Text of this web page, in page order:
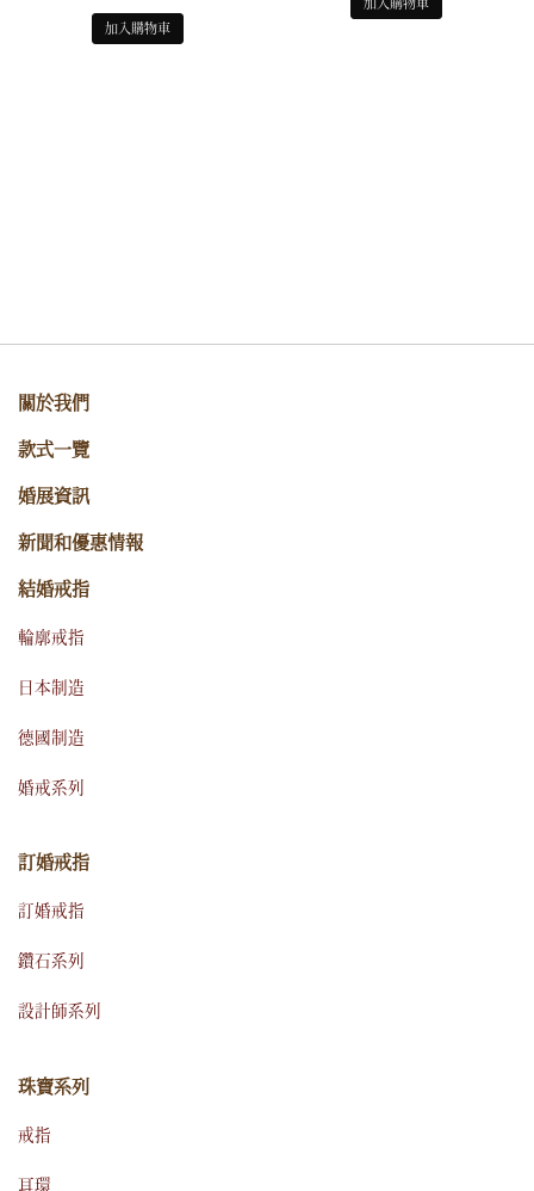
加入購物車
加入購物車
關於我們
款式一覽
婚展資訊
新聞和優惠情報
結婚戒指
輪廓戒指
日本制造
德國制造
婚戒系列
訂婚戒指
訂婚戒指
鑽石系列
設計師系列
珠寶系列
戒指
耳環